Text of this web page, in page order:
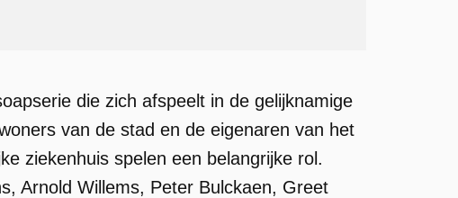
die zich afspeelt in de gelijknamige
van de stad en de eigenaren van het
ziekenhuis spelen een belangrijke rol.
Arnold Willems, Peter Bulckaen, Greet